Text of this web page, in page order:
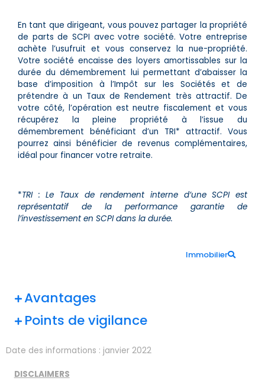
En tant que dirigeant, vous pouvez partager la propriété
de parts de SCPI avec votre société. Votre entreprise
achète l’usufruit et vous conservez la nue-propriété.
Votre société encaisse des loyers amortissables sur la
durée du démembrement lui permettant d’abaisser la
base d’imposition à l’Impôt sur les Sociétés et de
prétendre à un Taux de Rendement très attractif. De
votre côté, l’opération est neutre fiscalement et vous
récupérez la pleine propriété à l’issue du
démembrement bénéficiant d’un TRI* attractif. Vous
pourrez ainsi bénéficier de revenus complémentaires,
idéal pour financer votre retraite.
*TRI : Le Taux de rendement interne d’une SCPI est
représentatif de la performance garantie de
l’investissement en SCPI dans la durée.
Immobilier
Avantages
Points de vigilance
Date des informations : janvier 2022
DISCLAIMERS